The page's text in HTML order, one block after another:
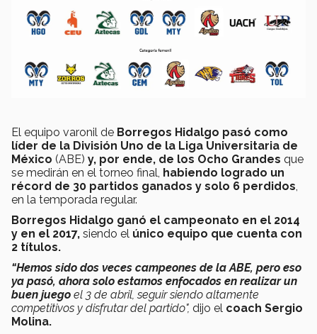
El equipo varonil de Borregos Hidalgo pasó como
líder de la División Uno de la Liga Universitaria de
México (ABE) y, por ende, de los Ocho Grandes que
se medirán en el torneo final, habiendo logrado un
récord de 30 partidos ganados y solo 6 perdidos,
en la temporada regular.
Borregos Hidalgo ganó el campeonato en el 2014
y en el 2017, siendo el único equipo que cuenta con
2 títulos.
“Hemos sido dos veces campeones de la ABE, pero eso
ya pasó, ahora solo estamos enfocados en realizar un
buen juego el 3 de abril, seguir siendo altamente
competitivos y disfrutar del partido", dijo el coach Sergio
Molina.